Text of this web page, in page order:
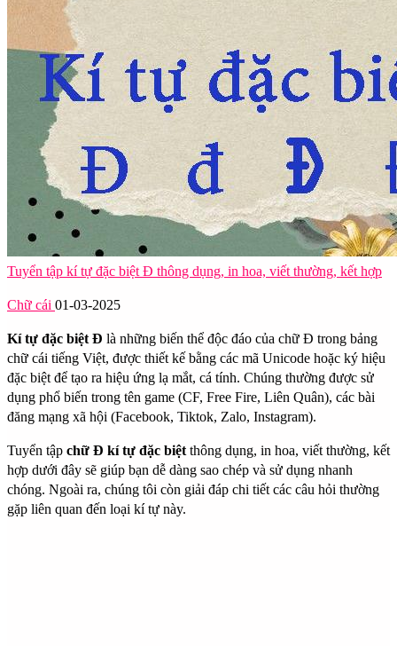
Tuyển tập kí tự đặc biệt Đ thông dụng, in hoa, viết thường, kết hợp
Chữ cái 01-03-2025
Kí tự đặc biệt Đ là những biến thể độc đáo của chữ Đ trong bảng
chữ cái tiếng Việt, được thiết kế bằng các mã Unicode hoặc ký hiệu
đặc biệt để tạo ra hiệu ứng lạ mắt, cá tính. Chúng thường được sử
dụng phổ biến trong tên game (CF, Free Fire, Liên Quân), các bài
đăng mạng xã hội (Facebook, Tiktok, Zalo, Instagram).
Tuyển tập chữ Đ kí tự đặc biệt thông dụng, in hoa, viết thường, kết
hợp dưới đây sẽ giúp bạn dễ dàng sao chép và sử dụng nhanh
chóng. Ngoài ra, chúng tôi còn giải đáp chi tiết các câu hỏi thường
gặp liên quan đến loại kí tự này.